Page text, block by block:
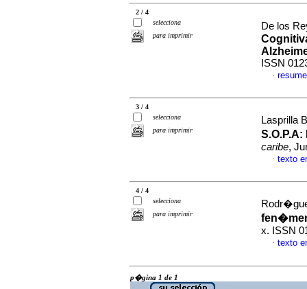
2 / 4
selecciona
para imprimir
De los
ISSN
·
3 / 4
selecciona
para imprimir
Lasprilla
caribe,
· texto
4 / 4
selecciona
para imprimir
x. ISSN
· texto
p�gina 1 de 1